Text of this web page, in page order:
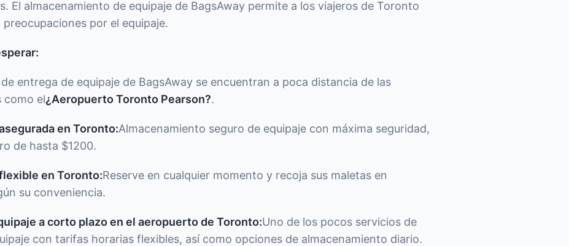
El almacenamiento de equipaje de BagsAway permite a los viajeros de Toronto
por el equipaje.
entrega de equipaje de BagsAway se encuentran a poca distancia de las
como el¿Aeropuerto Toronto Pearson?.
en Toronto:Almacenamiento seguro de equipaje con máxima seguridad,
de hasta $1200.
en Toronto:Reserve en cualquier momento y recoja sus maletas en
su conveniencia.
a corto plazo en el aeropuerto de Toronto:Uno de los pocos servicios de
con tarifas horarias flexibles, así como opciones de almacenamiento diario.